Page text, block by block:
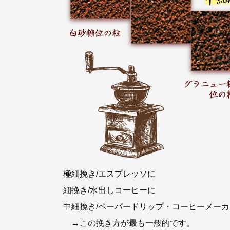
極細挽き/エスプレッソに
細挽き/水出しコーヒーに
中細挽き/ペーパードリップ・コーヒーメー
→この挽き方が最も一般的です。